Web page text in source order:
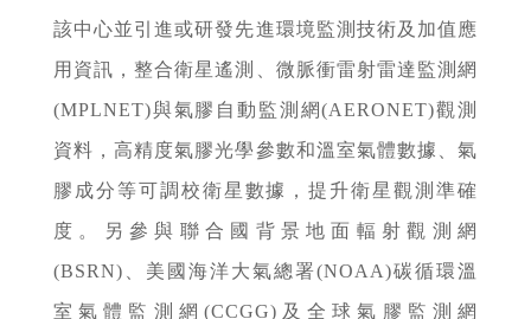
該中心並引進或研發先進環境監測技術及加值應
用資訊，整合衛星遙測、微脈衝雷射雷達監測網
(MPLNET)與氣膠自動監測網(AERONET)觀測
資料，高精度氣膠光學參數和溫室氣體數據、氣
膠成分等可調校衛星數據，提升衛星觀測準確
度。另參與聯合國背景地面輻射觀測網
(BSRN)、美國海洋大氣總署(NOAA)碳循環溫
室氣體監測網(CCGG)及全球氣膠監測網